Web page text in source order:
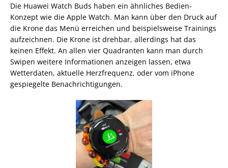
Die Huawei Watch Buds haben ein ähnliches Bedien-
Konzept wie die Apple Watch. Man kann über den Druck auf
die Krone das Menü erreichen und beispielsweise Trainings
aufzeichnen. Die Krone ist drehbar, allerdings hat das
keinen Effekt. An allen vier Quadranten kann man durch
Swipen weitere Informationen anzeigen lassen, etwa
Wetterdaten, aktuelle Herzfrequenz, oder vom iPhone
gespiegelte Benachrichtigungen.